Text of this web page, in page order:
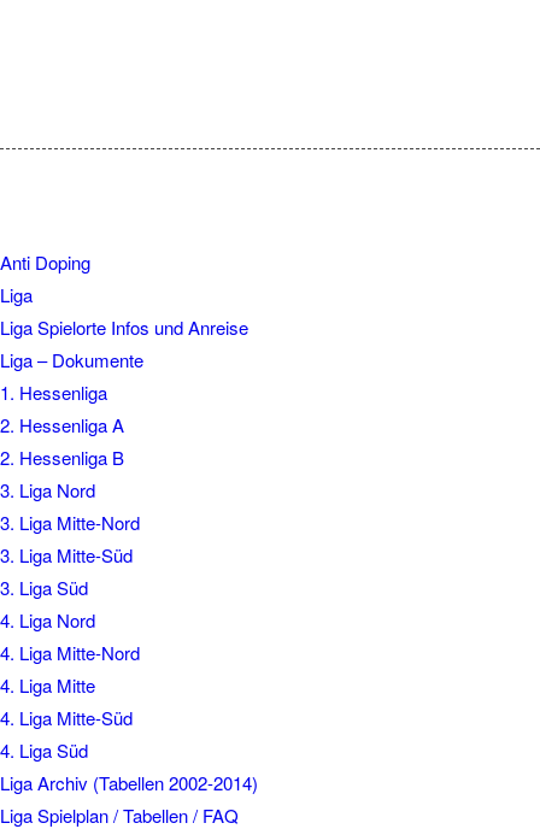
Anti Doping
Liga
Liga Spielorte Infos und Anreise
Liga – Dokumente
1. Hessenliga
2. Hessenliga A
2. Hessenliga B
3. Liga Nord
3. Liga Mitte-Nord
3. Liga Mitte-Süd
3. Liga Süd
4. Liga Nord
4. Liga Mitte-Nord
4. Liga Mitte
4. Liga Mitte-Süd
4. Liga Süd
Liga Archiv (Tabellen 2002-2014)
Liga Spielplan / Tabellen / FAQ